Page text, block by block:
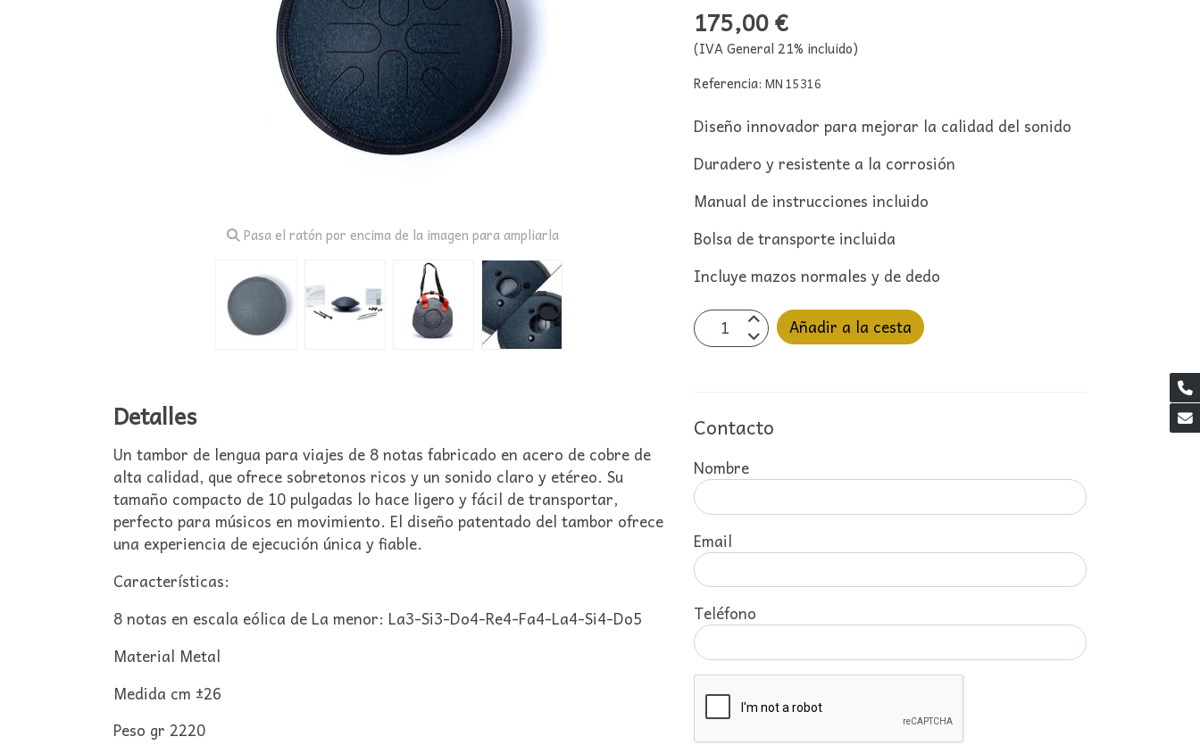
Pasa el ratón por encima de la imagen para ampliarla
Detalles
Un tambor de lengua para viajes de 8 notas fabricado en acero de cobre de
alta calidad, que ofrece sobretonos ricos y un sonido claro y etéreo. Su
tamaño compacto de 10 pulgadas lo hace ligero y fácil de transportar,
perfecto para músicos en movimiento. El diseño patentado del tambor ofrece
una experiencia de ejecución única y fiable.
Características:
8 notas en escala eólica de La menor: La3-Si3-Do4-Re4-Fa4-La4-Si4-Do5
Material Metal
Medida cm ±26
Peso gr 2220
175,00 €
(IVA General 21% incluido)
Referencia:MN 15316
Diseño innovador para mejorar la calidad del sonido
Duradero y resistente a la corrosión
Manual de instrucciones incluido
Bolsa de transporte incluida
Incluye mazos normales y de dedo
Añadir a la cesta
Contacto
Nombre
Email
Teléfono